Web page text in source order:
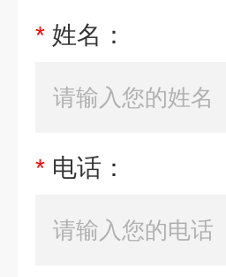
* 姓名：
* 电话：